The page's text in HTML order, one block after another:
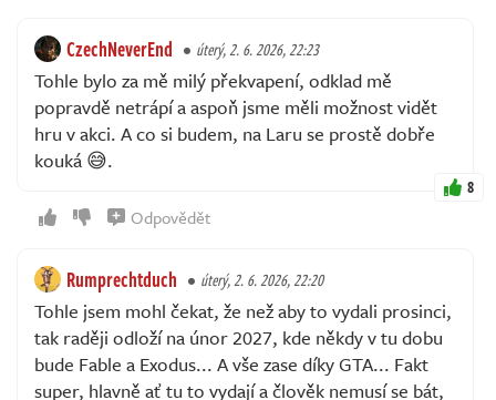
CzechNeverEnd úterý, 2. 6. 2026, 22:23
Tohle bylo za mě milý překvapení, odklad mě
popravdě netrápí a aspoň jsme měli možnost vidět
hru v akci. A co si budem, na Laru se prostě dobře
kouká 😅.
8
Odpovědět
Rumprechtduch úterý, 2. 6. 2026, 22:20
Tohle jsem mohl čekat, že než aby to vydali prosinci,
tak raději odloží na únor 2027, kde někdy v tu dobu
bude Fable a Exodus... A vše zase díky GTA... Fakt
super, hlavně ať tu to vydají a člověk nemusí se bát,